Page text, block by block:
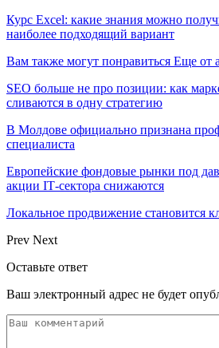
Курс Excel: какие знания можно
наиболее подходящий вариант
Вам также могут понравиться Еще от
SEO больше не про позиции: как
сливаются в одну стратегию
В Молдове официально признана
специалиста
Европейские фондовые рынки под
акции IT‑сектора снижаются
Локальное продвижение становится
Prev Next
Оставьте ответ
Ваш электронный адрес не будет